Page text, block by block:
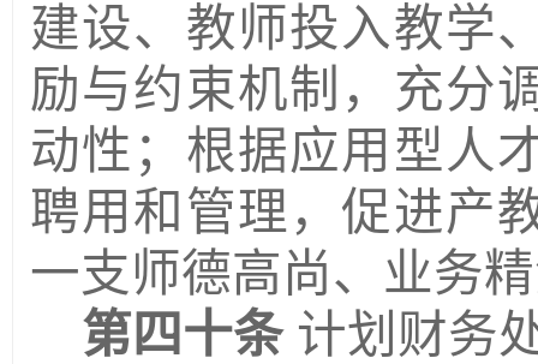
建设、教师投入教学
励与约束机制， 充分
动性；根据应用型人
聘用和管理，促进产
一支师德高尚、业务
第四十条 计划财务